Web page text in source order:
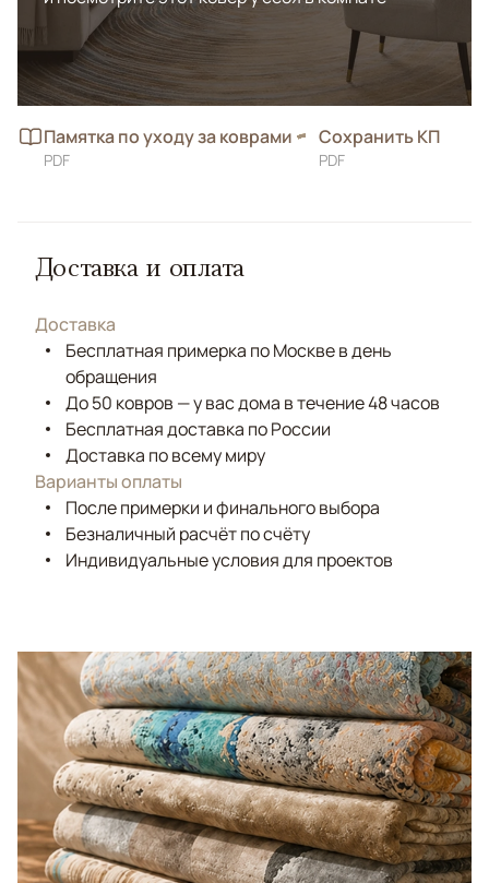
Памятка по уходу за коврами
PDF
Сохранить КП
PDF
Доставка и оплата
Доставка
Бесплатная примерка по Москве в день
обращения
До 50 ковров — у вас дома в течение 48 часов
Бесплатная доставка по России
Доставка по всему миру
Варианты оплаты
После примерки и финального выбора
Безналичный расчёт по счёту
Индивидуальные условия для проектов